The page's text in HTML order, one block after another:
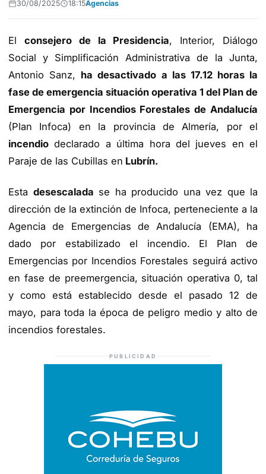
30/08/2025 18:15Agencias
El consejero de la Presidencia, Interior, Diálogo
Social y Simplificación Administrativa de la Junta,
Antonio Sanz, ha desactivado a las 17.12 horas la
fase de emergencia situación operativa 1 del Plan de
Emergencia por Incendios Forestales de Andalucía
(Plan Infoca) en la provincia de Almería, por el
incendio declarado a última hora del jueves en el
Paraje de las Cubillas en Lubrín.
Esta desescalada se ha producido una vez que la
dirección de la extinción de Infoca, perteneciente a la
Agencia de Emergencias de Andalucía (EMA), ha
dado por estabilizado el incendio. El Plan de
Emergencias por Incendios Forestales seguirá activo
en fase de preemergencia, situación operativa 0, tal
y como está establecido desde el pasado 12 de
mayo, para toda la época de peligro medio y alto de
incendios forestales.
PUBLICIDAD